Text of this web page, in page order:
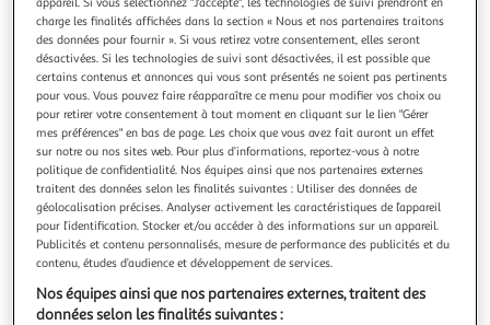
5.0 (5)
APERICUBE
Cube à partager hot challenge
"Apéricube Hot Challenge, l'incontournable de
l'apéritif, avec ses 48 cubes fromagers savoureux en
portions. Un crescendo de saveurs épicées pour les
amateurs de sensations fortes : saveurs Poivron Piment
Jalapeno, Chorizo Piment de Cayenne, Tomate Piment
Basque, Sauce Barbecue, font grimp
En savoir +
48 pièces
Vous voulez connaître le prix de ce produit ?
charge les finalités affichées dans la section « Nous et nos partenaires traitons
des données pour fournir ». Si vous retirez votre consentement, elles seront
désactivées. Si les technologies de suivi sont désactivées, il est possible que
certains contenus et annonces qui vous sont présentés ne soient pas pertinents
pour vous. Vous pouvez faire réapparaître ce menu pour modifier vos choix ou
pour retirer votre consentement à tout moment en cliquant sur le lien "Gérer
mes préférences" en bas de page. Les choix que vous avez fait auront un effet
sur notre ou nos sites web. Pour plus d’informations, reportez-vous à notre
politique de confidentialité. Nos équipes ainsi que nos partenaires externes
traitent des données selon les finalités suivantes : Utiliser des données de
géolocalisation précises. Analyser activement les caractéristiques de l’appareil
pour l’identification. Stocker et/ou accéder à des informations sur un appareil.
Publicités et contenu personnalisés, mesure de performance des publicités et du
contenu, études d’audience et développement de services.
Nos équipes ainsi que nos partenaires externes, traitent des
données selon les finalités suivantes :